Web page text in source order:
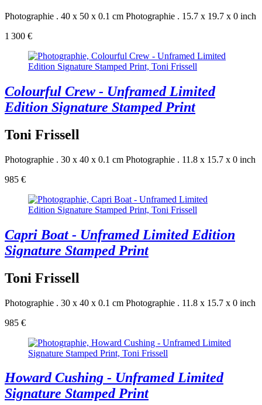
Photographie . 40 x 50 x 0.1 cm Photographie . 15.7 x 19.7 x 0 inch
1 300 €
Colourful Crew - Unframed Limited
Edition Signature Stamped Print
Toni Frissell
Photographie . 30 x 40 x 0.1 cm Photographie . 11.8 x 15.7 x 0 inch
985 €
Capri Boat - Unframed Limited Edition
Signature Stamped Print
Toni Frissell
Photographie . 30 x 40 x 0.1 cm Photographie . 11.8 x 15.7 x 0 inch
985 €
Howard Cushing - Unframed Limited
Signature Stamped Print